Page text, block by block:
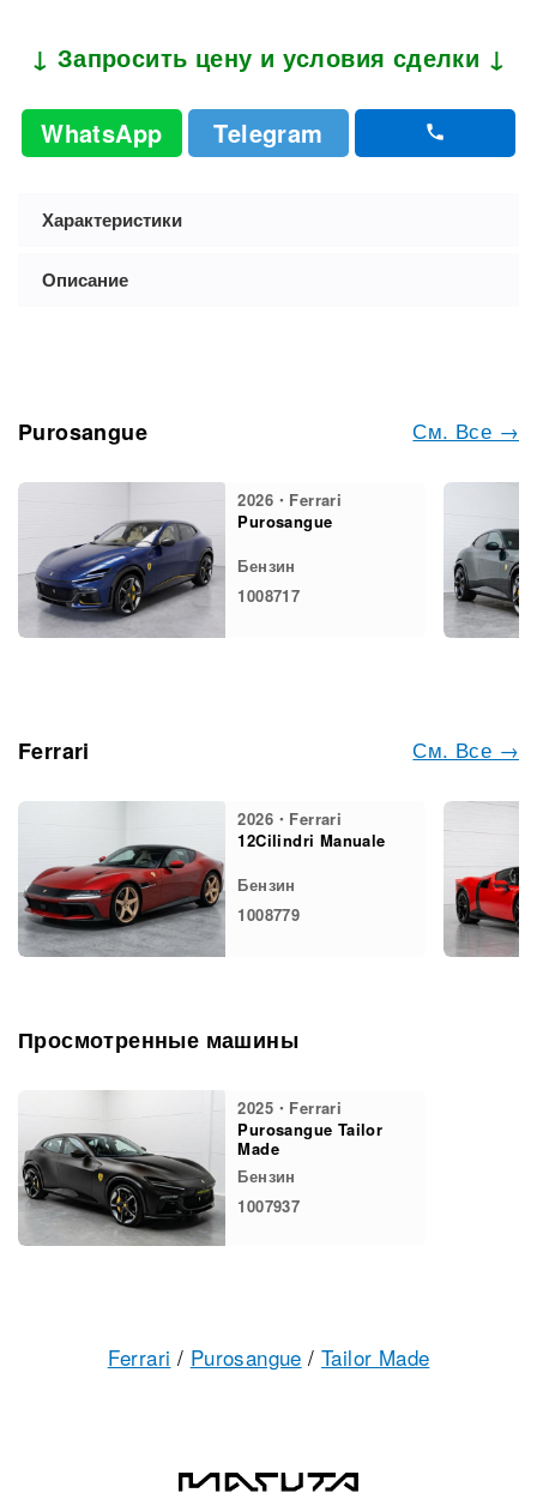
↓ Запросить цену и условия сделки ↓
WhatsApp Telegram
Характеристики
Описание
См. Все →
Purosangue
2026・Ferrari
Purosangue
Бензин
1008717
См. Все →
Ferrari
2026・Ferrari
12Cilindri Manuale
Бензин
1008779
Просмотренные машины
2025・Ferrari
Purosangue Tailor
Made
Бензин
1007937
Ferrari / Purosangue / Tailor Made